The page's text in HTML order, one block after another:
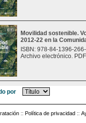
Movilidad sostenible.
2012-22 en la
ISBN: 978-84-1396-
Archivo electrónico.
por
:: Política de privacidad ::